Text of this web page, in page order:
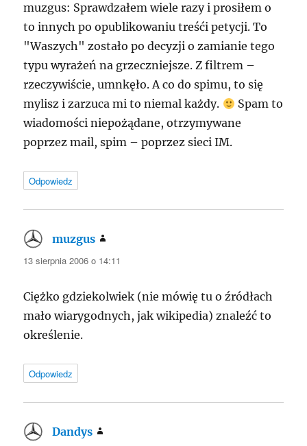
muzgus: Sprawdzałem wiele razy i prosiłem o
to innych po opublikowaniu treśći petycji. To
"Waszych" zostało po decyzji o zamianie tego
typu wyrażeń na grzeczniejsze. Z filtrem –
rzeczywiście, umnkęło. A co do spimu, to się
mylisz i zarzuca mi to niemal każdy.
Spam to
wiadomości niepożądane, otrzymywane
poprzez mail, spim – poprzez sieci IM.
Odpowiedz
muzgus
13 sierpnia 2006 o 14:11
Ciężko gdziekolwiek (nie mówię tu o źródłach
mało wiarygodnych, jak wikipedia) znaleźć to
określenie.
Odpowiedz
Dandys